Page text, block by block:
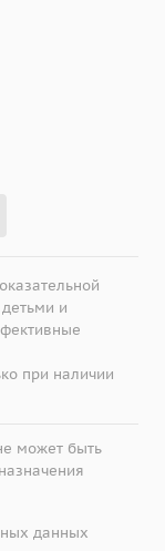
и
при наличии
может быть
данных